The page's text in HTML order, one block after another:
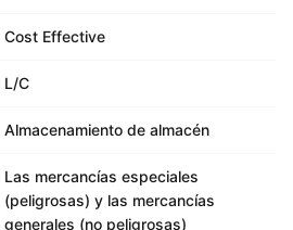
Cost Effective
L/C
Almacenamiento de almacén
Las mercancías especiales
(peligrosas) y las mercancías
generales (no peligrosas)